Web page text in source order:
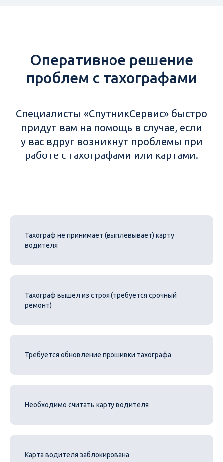
Оперативное решение
проблем с тахографами
Специалисты «СпутникСервис» быстро
придут вам на помощь в случае, если
у вас вдруг возникнут проблемы при
работе с тахографами или картами.
Тахограф не принимает (выплевывает) карту
водителя
Тахограф вышел из строя (требуется срочный
ремонт)
Требуется обновление прошивки тахографа
Необходимо считать карту водителя
Карта водителя заблокирована